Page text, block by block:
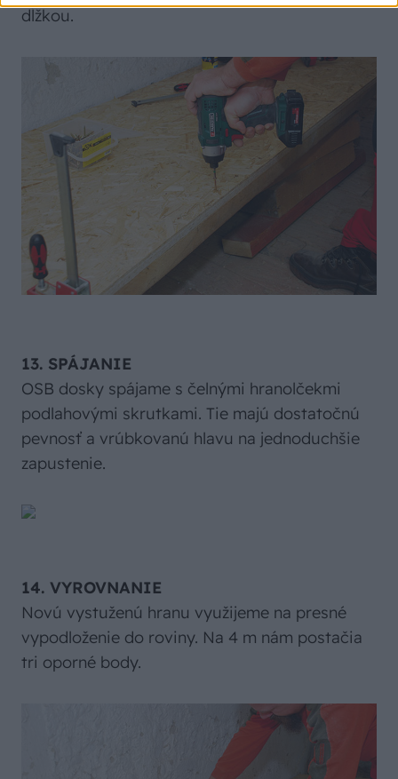
dĺžkou.
13. SPÁJANIE
OSB dosky spájame s čelnými hranolčekmi
podlahovými skrutkami. Tie majú dostatočnú
pevnosť a vrúbkovanú hlavu na jednoduchšie
zapustenie.
14. VYROVNANIE
Novú vystuženú hranu využijeme na presné
vypodloženie do roviny. Na 4 m nám postačia
tri oporné body.